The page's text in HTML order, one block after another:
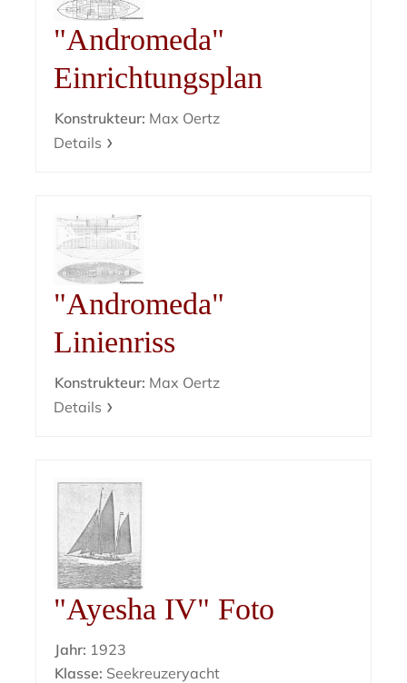
"Andromeda"
Einrichtungsplan
Konstrukteur: Max Oertz
Details
"Andromeda"
Linienriss
Konstrukteur: Max Oertz
Details
"Ayesha IV" Foto
Jahr: 1923
Klasse: Seekreuzeryacht